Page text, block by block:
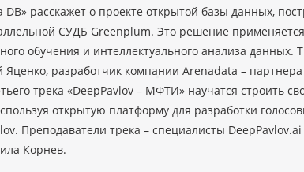
DB» расскажет о проекте открытой базы данных,
СУДБ Greenplum. Это решение
обучения и интеллектуального анализа данных.
Яценко, разработчик компании Arenadata – партнера
трека «DeepPavlov – МФТИ» научатся строить
открытую платформу для разработки
Преподаватели трека – специалисты
Корнев.